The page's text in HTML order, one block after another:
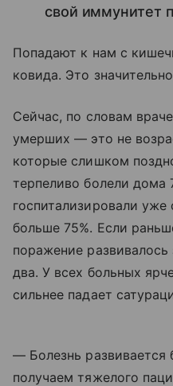
свой иммунитет
Попадают к нам с
ковида. Это
Сейчас, по словам
умерших — это не
которые слишком
терпеливо болели дома
госпитализировали
больше 75%. Если
поражение развивалось
два. У всех больных
сильнее падает
— Болезнь
получаем тяжелого